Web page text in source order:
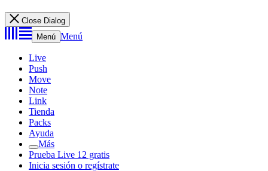
Close Dialog
Menú Menú
Live
Push
Move
Note
Link
Tienda
Packs
Ayuda
Más
Prueba Live 12 gratis
Inicia sesión o regístrate